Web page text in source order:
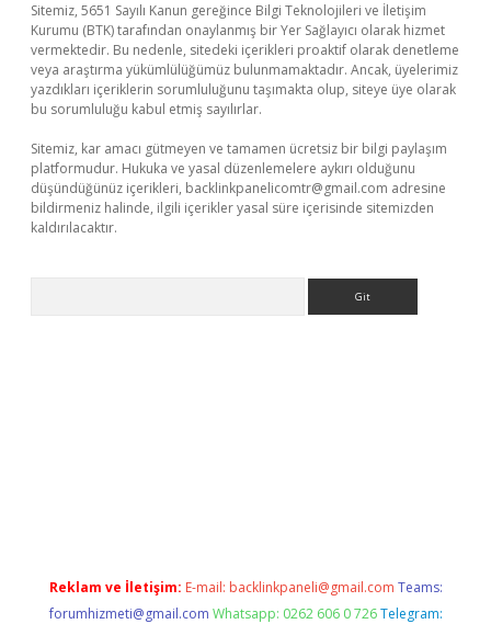
Sitemiz, 5651 Sayılı Kanun gereğince Bilgi Teknolojileri ve İletişim
Kurumu (BTK) tarafından onaylanmış bir Yer Sağlayıcı olarak hizmet
vermektedir. Bu nedenle, sitedeki içerikleri proaktif olarak denetleme
veya araştırma yükümlülüğümüz bulunmamaktadır. Ancak, üyelerimiz
yazdıkları içeriklerin sorumluluğunu taşımakta olup, siteye üye olarak
bu sorumluluğu kabul etmiş sayılırlar.
Sitemiz, kar amacı gütmeyen ve tamamen ücretsiz bir bilgi paylaşım
platformudur. Hukuka ve yasal düzenlemelere aykırı olduğunu
düşündüğünüz içerikleri, backlinkpanelicomtr@gmail.com adresine
bildirmeniz halinde, ilgili içerikler yasal süre içerisinde sitemizden
kaldırılacaktır.
Reklam ve İletişim: E-mail: backlinkpaneli@gmail.com Teams:
forumhizmeti@gmail.com Whatsapp: 0262 606 0 726 Telegram: